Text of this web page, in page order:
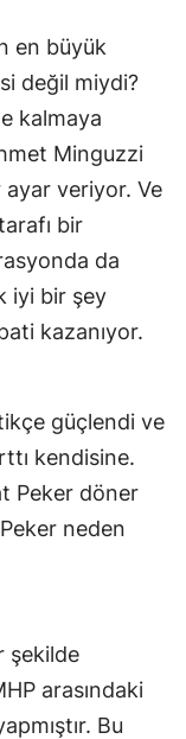
en büyük
değil miydi?
kalmaya
Minguzzi
ayar veriyor. Ve
bir
da
iyi bir şey
kazanıyor.
güçlendi ve
kendisine.
Peker döner
neden
şekilde
arasındaki
Bu